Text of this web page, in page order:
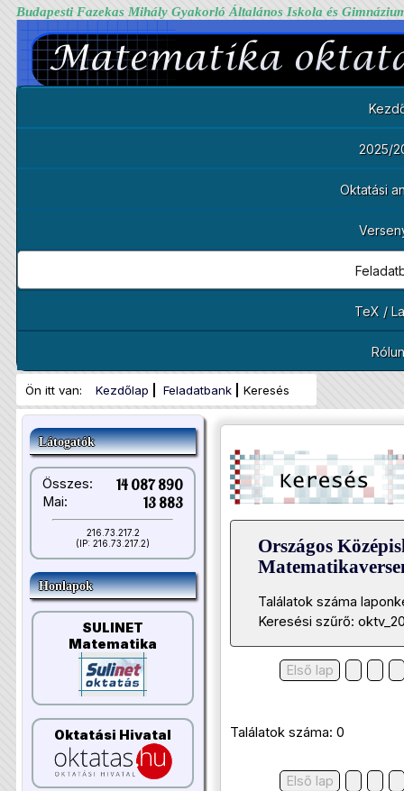
Budapesti Fazekas Mihály Gyakorló Általános Iskola és
2025/
Oktatási
TeX /
Ön itt van: Kezdőlap Feladatbank Keresés
Látogatók
Összes: 14 087 890
Mai: 13 883
216.73.217.2
(IP: 216.73.217.2)
Honlapok
SULINET
Matematika
Oktatási Hivatal
Országos
Találatok száma
Keresési szűrő:
Első lap
Találatok száma: 0
Első lap